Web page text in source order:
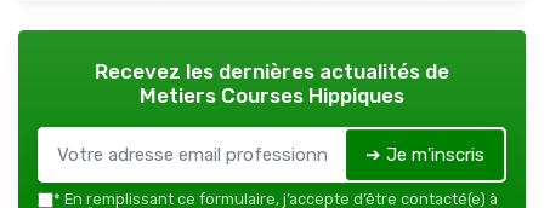
Recevez les dernières actualités de
Metiers Courses Hippiques
➔ Je m'inscris
* En remplissant ce formulaire, j’accepte d’être contacté(e) à